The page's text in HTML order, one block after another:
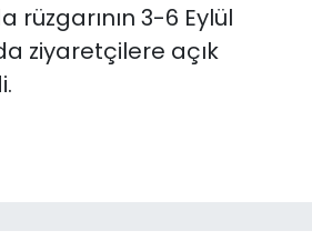
rüzgarının 3-6 Eylül
ziyaretçilere açık